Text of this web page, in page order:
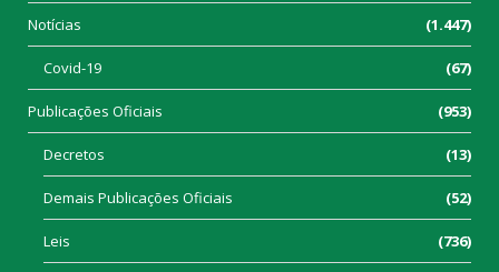
Notícias (1.447)
Covid-19 (67)
Publicações Oficiais (953)
Decretos (13)
Demais Publicações Oficiais (52)
Leis (736)